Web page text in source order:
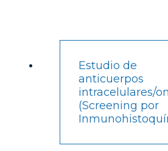
Estudio de
anticuerpos
intracelulares/
(Screening por